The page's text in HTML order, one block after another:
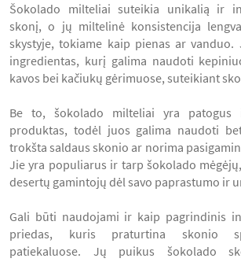
Šokolado milteliai suteikia unikalią ir
skonį, o jų miltelinė konsistencija
skystyje, tokiame kaip pienas ar vanduo.
ingredientas, kurį galima naudoti
kavos bei kačiukų gėrimuose, suteikiant
Be to, šokolado milteliai yra patogus
produktas, todėl juos galima naudoti
trokšta saldaus skonio ar norima
Jie yra populiarus ir tarp šokolado
desertų gamintojų dėl savo paprastumo ir
Gali būti naudojami ir kaip pagrindinis
priedas, kuris praturtina skonio
patiekaluose. Jų puikus šokolado